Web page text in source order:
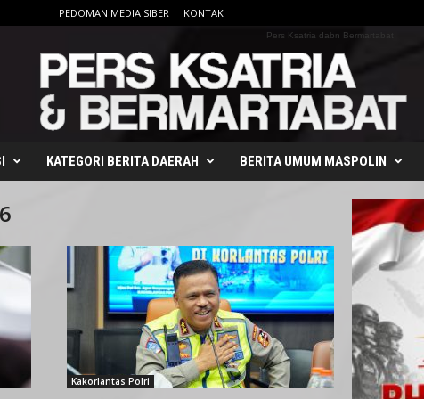
PEDOMAN MEDIA SIBER KONTAK
Pers Ksatria dabn Bermartabat
KATEGORI BERITA DAERAH BERITA UMUM MASPOLIN
Kakorlantas Polri